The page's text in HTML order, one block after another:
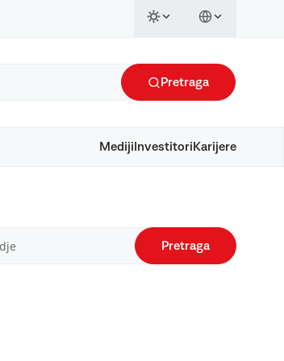
Pretraga
Mediji Investitori Karijere
Pretraga